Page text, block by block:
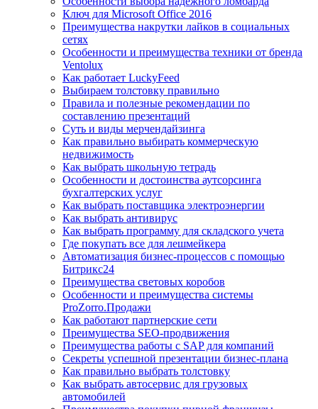
Ключ для Microsoft Office 2016
Преимущества накрутки лайков в социальных
сетях
Особенности и преимущества техники от бренда
Ventolux
Как работает LuckyFeed
Выбираем толстовку правильно
Правила и полезные рекомендации по
составлению презентаций
Суть и виды мерчендайзинга
Как правильно выбирать коммерческую
недвижимость
Как выбрать школьную тетрадь
Особенности и достоинства аутсорсинга
бухгалтерских услуг
Как выбрать поставщика электроэнергии
Как выбрать антивирус
Как выбрать программу для складского учета
Где покупать все для лешмейкера
Автоматизация бизнес-процессов с помощью
Битрикс24
Преимущества световых коробов
Особенности и преимущества системы
ProZorro.Продажи
Как работают партнерские сети
Преимущества SEO-продвижения
Преимущества работы с SAP для компаний
Секреты успешной презентации бизнес-плана
Как правильно выбрать толстовку
Как выбрать автосервис для грузовых
автомобилей